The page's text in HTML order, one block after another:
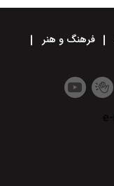
فرهنگ و هنر